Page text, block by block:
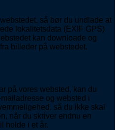
så bør du undlade at
lokalitetsdata (EXIF GPS)
kan downloade og
billeder på webstedet.
på vores websted, kan du
og websted i
så du ikke skal
når du skriver endnu en
holde i et år.